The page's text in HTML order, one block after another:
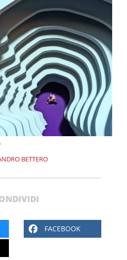
BETTERO
FACEBOOK